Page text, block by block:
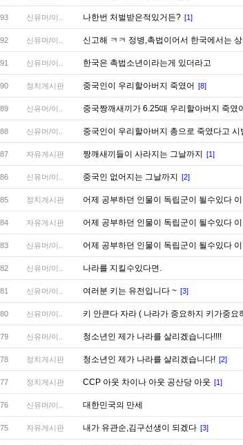
93 신유머/이.. 나한번 처벌받은적있거든? [1]
92 신유머/이.. 신고해 ㅋㅋ 정병,촉법이어서 한국에서는
91 신유머/이.. 한국은 촉법소년이라는게 있더라고
90 정치게시판 중국인이 우리할아버지 죽였어 [8]
89 신유머/이.. 중국짱깨새끼가 6.25때 우리할아버지 죽였
88 신유머/이.. 중국인이 우리할아버지 총으로 죽였다고 시
87 자유게시판 짱깨새끼들이 사라지는 그날까지 [1]
86 신유머/이.. 중국인 없어지는 그날까지 [2]
85 정치게시판 어제 공부하던 인물이 독립군이 될수있다
84 자유게시판 어제 공부하던 인물이 독립군이 될수있다
83 신유머/이.. 어제 공부하던 인물이 독립군이 될수있다
82 신유머/이.. 나라를 지킬수있다면.
81 신유머/이.. 여러분 키는 유전입니다 ~ [3]
80 신유머/이.. 키 안큰다 자라 ( 나라가 중요하지 키가중요
79 신유머/이.. 청소년인 제가 나라를 살리겠습니다!!!!
78 정치게시판 청소년인 제가 나라를 살리겠습니다! [2]
77 정치게시판 CCP 아웃 차이나 아웃 공산당 아웃 [1]
76 신유머/이.. 대한민국의 만세
75 자유게시판 내가 유관순,김구선생이 되겠다 [3]